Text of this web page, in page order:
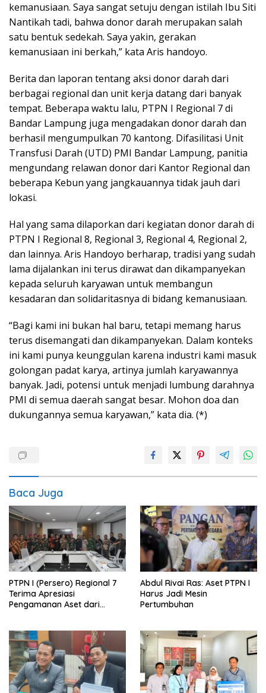
kemanusiaan. Saya sangat setuju dengan istilah Ibu Siti
Nantikah tadi, bahwa donor darah merupakan salah
satu bentuk sedekah. Saya yakin, gerakan
kemanusiaan ini berkah,” kata Aris handoyo.
Berita dan laporan tentang aksi donor darah dari
berbagai regional dan unit kerja datang dari banyak
tempat. Beberapa waktu lalu, PTPN I Regional 7 di
Bandar Lampung juga mengadakan donor darah dan
berhasil mengumpulkan 70 kantong. Difasilitasi Unit
Transfusi Darah (UTD) PMI Bandar Lampung, panitia
mengundang relawan donor dari Kantor Regional dan
beberapa Kebun yang jangkauannya tidak jauh dari
lokasi.
Hal yang sama dilaporkan dari kegiatan donor darah di
PTPN I Regional 8, Regional 3, Regional 4, Regional 2,
dan lainnya. Aris Handoyo berharap, tradisi yang sudah
lama dijalankan ini terus dirawat dan dikampanyekan
kepada seluruh karyawan untuk membangun
kesadaran dan solidaritasnya di bidang kemanusiaan.
“Bagi kami ini bukan hal baru, tetapi memang harus
terus disemangati dan dikampanyekan. Dalam konteks
ini kami punya keunggulan karena industri kami masuk
golongan padat karya, artinya jumlah karyawannya
banyak. Jadi, potensi untuk menjadi lumbung darahnya
PMI di semua daerah sangat besar. Mohon doa dan
dukungannya semua karyawan,” kata dia. (*)
Baca Juga
PTPN I (Persero) Regional 7
Terima Apresiasi
Pengamanan Aset dari
Abdul Rivai Ras: Aset PTPN I
Harus Jadi Mesin
Pertumbuhan